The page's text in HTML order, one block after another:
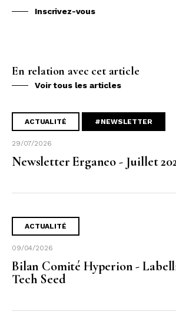
Inscrivez-vous
En relation avec cet article
Voir tous les articles
ACTUALITÉ #NEWSLETTER
29/07/2026
Newsletter Erganeo - Juillet
ACTUALITÉ
09/04/2026
Bilan Comité Hyperion -
Tech Seed